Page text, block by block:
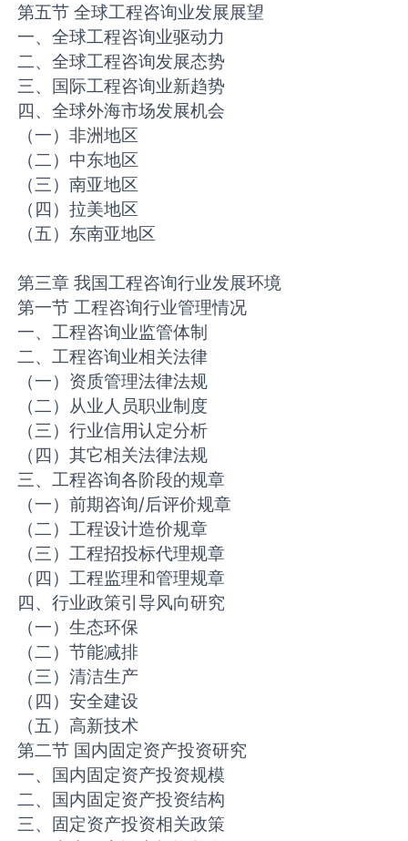
第五节 全球工程咨询业发展展望
一、全球工程咨询业驱动力
二、全球工程咨询发展态势
三、国际工程咨询业新趋势
四、全球外海市场发展机会
（一）非洲地区
（二）中东地区
（三）南亚地区
（四）拉美地区
（五）东南亚地区
第三章 我国工程咨询行业发展环境
第一节 工程咨询行业管理情况
一、工程咨询业监管体制
二、工程咨询业相关法律
（一）资质管理法律法规
（二）从业人员职业制度
（三）行业信用认定分析
（四）其它相关法律法规
三、工程咨询各阶段的规章
（一）前期咨询/后评价规章
（二）工程设计造价规章
（三）工程招投标代理规章
（四）工程监理和管理规章
四、行业政策引导风向研究
（一）生态环保
（二）节能减排
（三）清洁生产
（四）安全建设
（五）高新技术
第二节 国内固定资产投资研究
一、国内固定资产投资规模
二、国内固定资产投资结构
三、固定资产投资相关政策